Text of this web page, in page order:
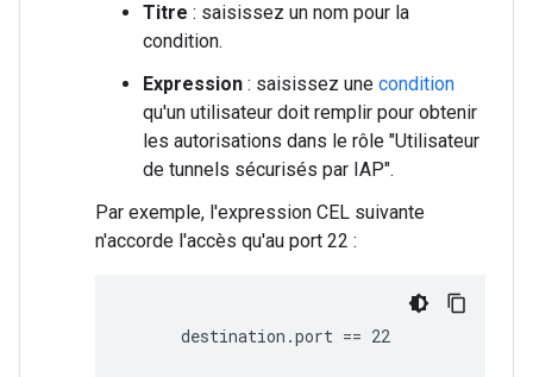
Titre : saisissez un nom pour la
condition.
Expression : saisissez une condition
qu'un utilisateur doit remplir pour obtenir
les autorisations dans le rôle "Utilisateur
de tunnels sécurisés par IAP".
Par exemple, l'expression CEL suivante
n'accorde l'accès qu'au port 22 :
destination.port == 22